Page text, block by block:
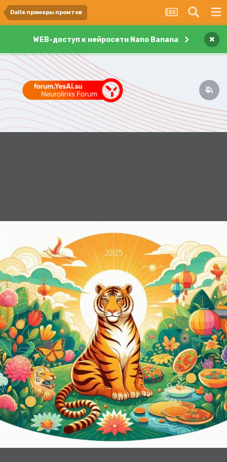
Dalle примеры промтов
WEB-доступ к нейросети Nano Banana ×